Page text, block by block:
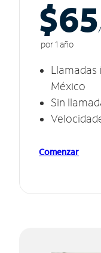
$65
por 1 año
Llamadas
México
Sin
Comenzar